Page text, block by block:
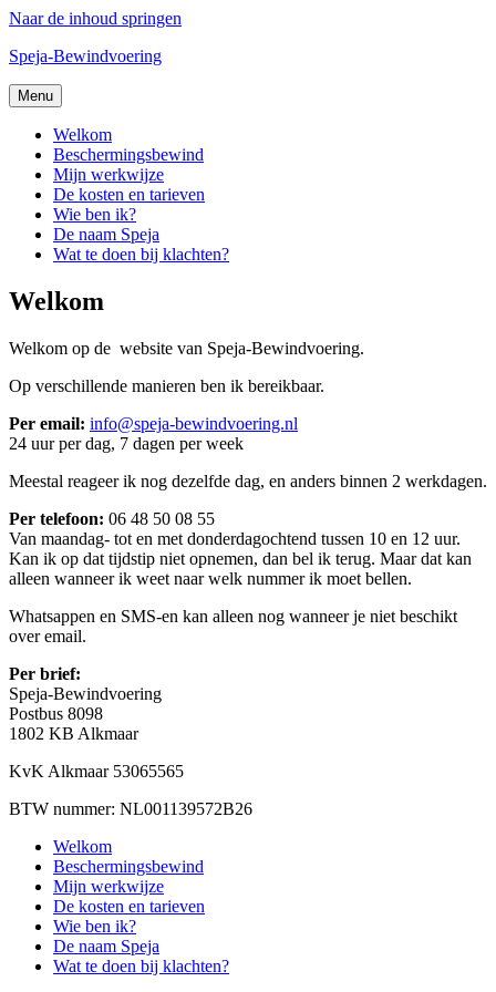
Naar de inhoud springen
Speja-Bewindvoering
Menu
Welkom
Beschermingsbewind
Mijn werkwijze
De kosten en tarieven
Wie ben ik?
De naam Speja
Wat te doen bij klachten?
Welkom
Welkom op de website van Speja-Bewindvoering.
Op verschillende manieren ben ik bereikbaar.
Per email: info@speja-bewindvoering.nl
24 uur per dag, 7 dagen per week
Meestal reageer ik nog dezelfde dag, en anders binnen 2 werkdagen.
Per telefoon: 06 48 50 08 55
Van maandag- tot en met donderdagochtend tussen 10 en 12 uur.
Kan ik op dat tijdstip niet opnemen, dan bel ik terug. Maar dat kan
alleen wanneer ik weet naar welk nummer ik moet bellen.
Whatsappen en SMS-en kan alleen nog wanneer je niet beschikt
over email.
Per brief:
Speja-Bewindvoering
Postbus 8098
1802 KB Alkmaar
KvK Alkmaar 53065565
BTW nummer: NL001139572B26
Welkom
Beschermingsbewind
Mijn werkwijze
De kosten en tarieven
Wie ben ik?
De naam Speja
Wat te doen bij klachten?